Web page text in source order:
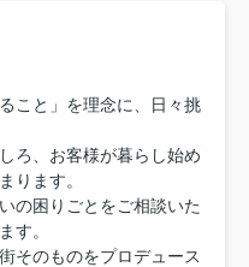
こと」を理念に、日々挑
ろ、お客様が暮らし始め
ります。
の困りごとをご相談いた
す。
そのものをプロデュース